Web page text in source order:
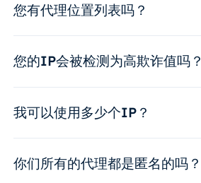
您有代理位置列表吗？
您的IP会被检测为高欺诈值吗？
我可以使用多少个IP？
你们所有的代理都是匿名的吗？